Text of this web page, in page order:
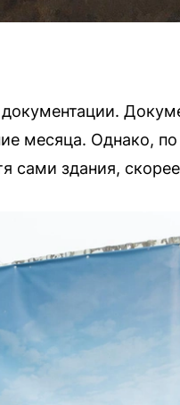
месяца. Однако,
сами здания,